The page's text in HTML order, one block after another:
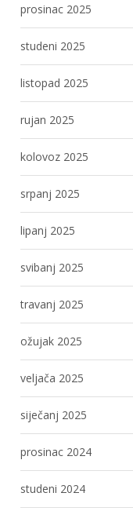
prosinac 2025
studeni 2025
listopad 2025
rujan 2025
kolovoz 2025
srpanj 2025
lipanj 2025
svibanj 2025
travanj 2025
ožujak 2025
veljača 2025
siječanj 2025
prosinac 2024
studeni 2024